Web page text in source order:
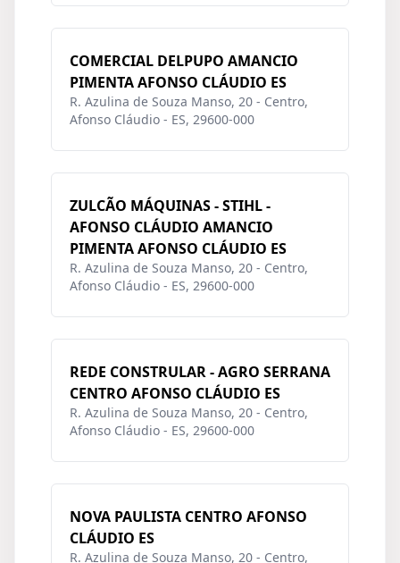
COMERCIAL DELPUPO AMANCIO
PIMENTA AFONSO CLÁUDIO ES
R. Azulina de Souza Manso, 20 - Centro,
Afonso Cláudio - ES, 29600-000
ZULCÃO MÁQUINAS - STIHL -
AFONSO CLÁUDIO AMANCIO
PIMENTA AFONSO CLÁUDIO ES
R. Azulina de Souza Manso, 20 - Centro,
Afonso Cláudio - ES, 29600-000
REDE CONSTRULAR - AGRO SERRANA
CENTRO AFONSO CLÁUDIO ES
R. Azulina de Souza Manso, 20 - Centro,
Afonso Cláudio - ES, 29600-000
NOVA PAULISTA CENTRO AFONSO
CLÁUDIO ES
R. Azulina de Souza Manso, 20 - Centro,